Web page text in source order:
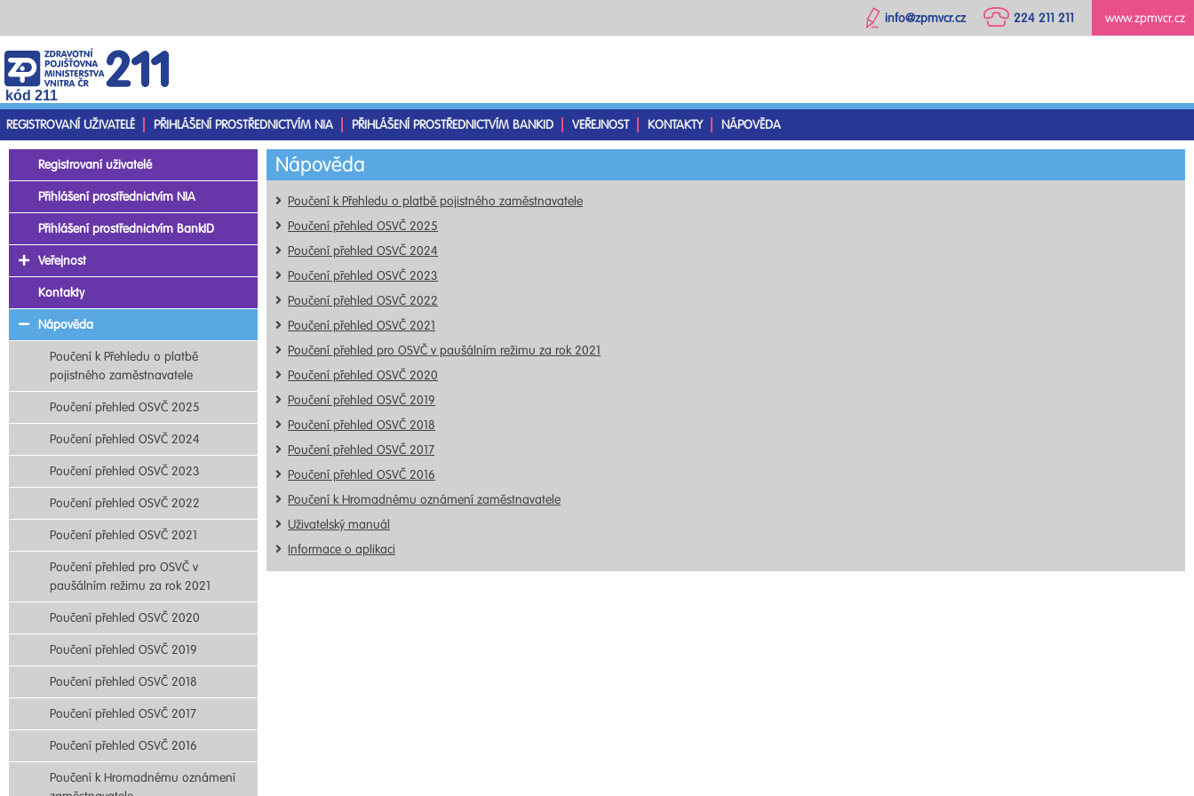
www.zpmvcr.cz
224 211 211
info@zpmvcr.cz
kód 211
REGISTROVANÍ UŽIVATELÉ
PŘIHLÁŠENÍ PROSTŘEDNICTVÍM NIA PŘIHLÁŠENÍ PROSTŘEDNICTVÍM BANKID VEŘEJNOST KONTAKTY NÁPOVĚDA
Nápověda
Poučení k Přehledu o platbě pojistného zaměstnavatele
Poučení přehled OSVČ 2025
Poučení přehled OSVČ 2024
Poučení přehled OSVČ 2023
Poučení přehled OSVČ 2022
Poučení přehled OSVČ 2021
Poučení přehled pro OSVČ v paušálním režimu za rok 2021
Poučení přehled OSVČ 2020
Poučení přehled OSVČ 2019
Poučení přehled OSVČ 2018
Poučení přehled OSVČ 2017
Poučení přehled OSVČ 2016
Poučení k Hromadnému oznámení zaměstnavatele
Uživatelský manuál
Informace o aplikaci
Registrovaní uživatelé
Přihlášení prostřednictvím NIA
Přihlášení prostřednictvím BankID
Veřejnost
Kontakty
Nápověda
Poučení k Přehledu o platbě
pojistného zaměstnavatele
Poučení přehled OSVČ 2025
Poučení přehled OSVČ 2024
Poučení přehled OSVČ 2023
Poučení přehled OSVČ 2022
Poučení přehled OSVČ 2021
Poučení přehled pro OSVČ v
paušálním režimu za rok 2021
Poučení přehled OSVČ 2020
Poučení přehled OSVČ 2019
Poučení přehled OSVČ 2018
Poučení přehled OSVČ 2017
Poučení přehled OSVČ 2016
Poučení k Hromadnému oznámení